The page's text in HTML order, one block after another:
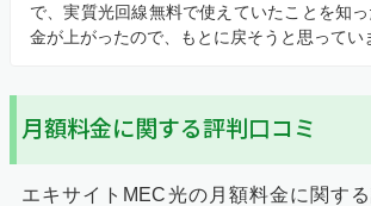
で、実質光回線無料で使えていたことを知
金が上がったので、もとに戻そうと思ってい
月額料金に関する評判口コミ
エキサイトMEC光の月額料金に関す